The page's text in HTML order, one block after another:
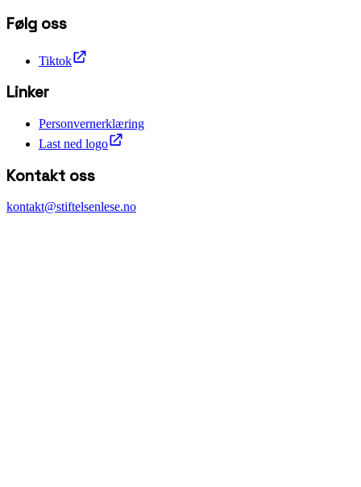
Følg oss
Tiktok
Linker
Personvernerklæring
Last ned logo
Kontakt oss
kontakt@stiftelsenlese.no